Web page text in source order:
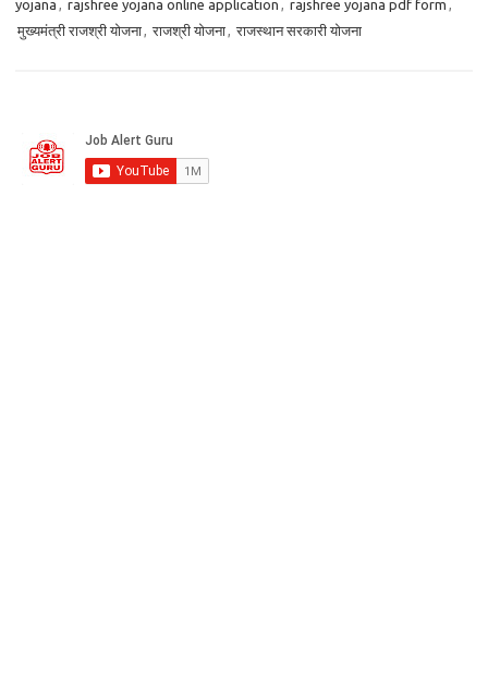
yojana , rajshree yojana online application , rajshree yojana pdf form ,
मुख्यमंत्री राजश्री योजना, राजश्री योजना, राजस्थान सरकारी योजना